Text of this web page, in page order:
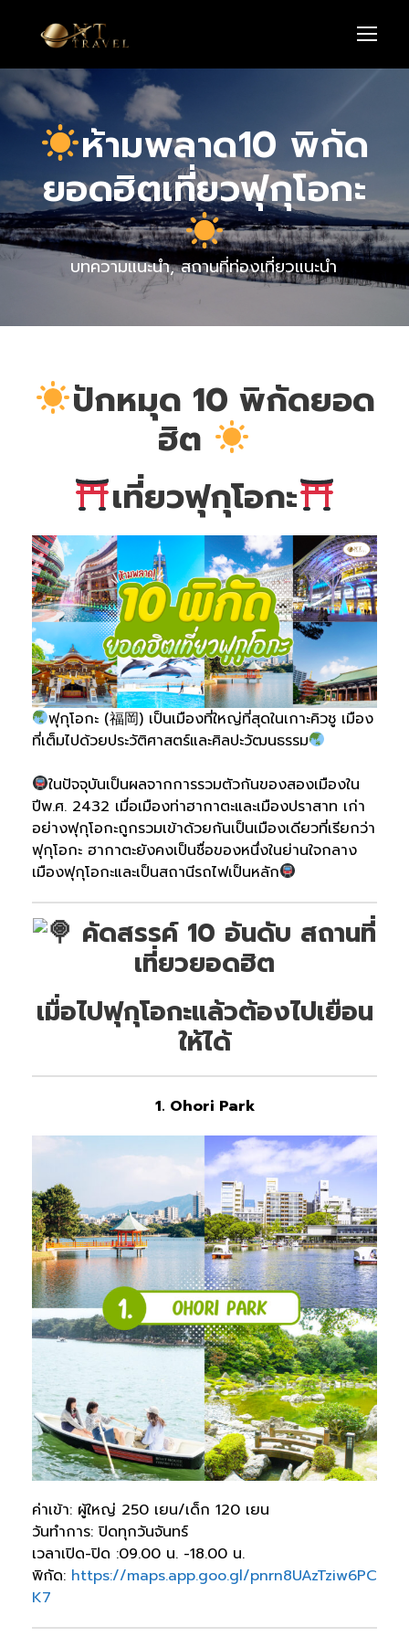
บทความแนะนำ, สถานที่ท่องเที่ยวแนะนำ
ห้ามพลาด10 พิกัด
ยอดฮิตเที่ยวฟุกุโอกะ
ปักหมุด 10 พิกัดยอด
ฮิต
เที่ยวฟุกุโอกะ
ฟุกุโอกะ (福岡) เป็นเมืองที่ใหญ่ที่สุดในเกาะคิวชู เมือง
ที่เต็มไปด้วยประวัติศาสตร์และศิลปะวัฒนธรรม
ในปัจจุบันเป็นผลจากการรวมตัวกันของสองเมืองใน
ปีพ.ศ. 2432 เมื่อเมืองท่าฮากาตะและเมืองปราสาท เก่า
อย่างฟุกุโอกะถูกรวมเข้าด้วยกันเป็นเมืองเดียวที่เรียกว่า
ฟุกุโอกะ ฮากาตะยังคงเป็นชื่อของหนึ่งในย่านใจกลาง
เมืองฟุกุโอกะและเป็นสถานีรถไฟเป็นหลัก
คัดสรรค์ 10 อันดับ สถานที่
เที่ยวยอดฮิต
เมื่อไปฟุกุโอกะแล้วต้องไปเยือน
ให้ได้
1. Ohori Park
ค่าเข้า: ผู้ใหญ่ 250 เยน/เด็ก 120 เยน
วันทำการ: ปิดทุกวันจันทร์
เวลาเปิด-ปิด :09.00 น. -18.00 น.
พิกัด: https://maps.app.goo.gl/pnrn8UAzTziw6PC
K7